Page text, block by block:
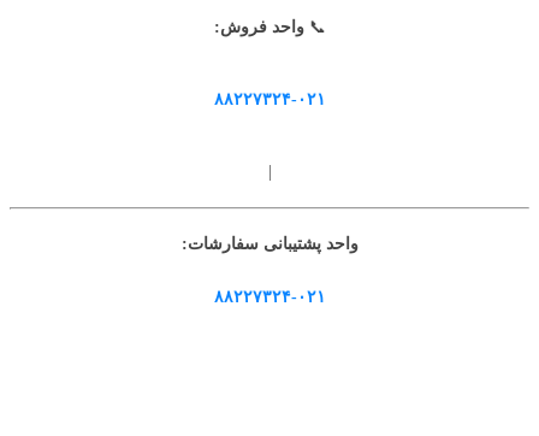
📞واحد فروش:
۸۸۲۲۷۳۲۴-۰۲۱
|
واحد پشتیبانی سفارشات:
۸۸۲۲۷۳۲۴-۰۲۱